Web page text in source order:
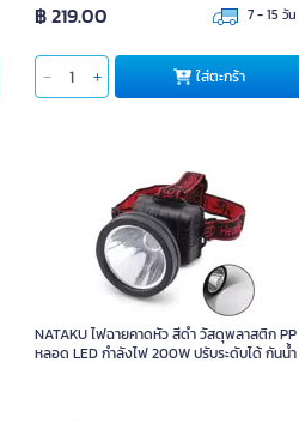
฿ 219.00 7 - 15 วัน
ใส่ตะกร้า
NATAKU ไฟฉายคาดหัว สีดำ วัสดุพลาสติก PP
หลอด LED กำลังไฟ 200W ปรับระดับได้ กันน้ำ